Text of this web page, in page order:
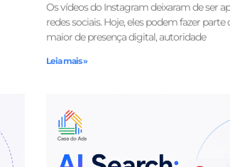
Os vídeos do Instagram deixaram de ser
redes sociais. Hoje, eles podem fazer
maior de presença digital, autoridade
Leia mais »